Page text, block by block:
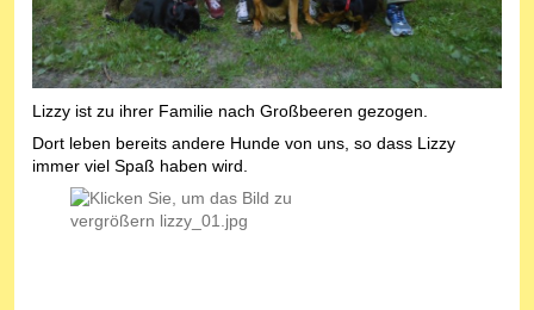
Lizzy ist zu ihrer Familie nach Großbeeren gezogen.
Dort leben bereits andere Hunde von uns, so dass Lizzy
immer viel Spaß haben wird.